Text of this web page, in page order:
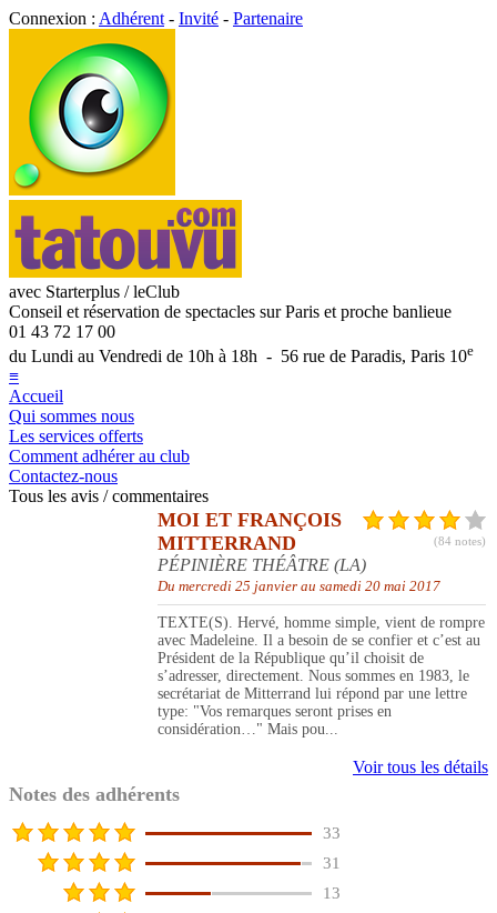
Connexion : Adhérent - Invité - Partenaire
avec Starterplus / leClub
Conseil et réservation de spectacles sur Paris et proche banlieue
01 43 72 17 00
du Lundi au Vendredi de 10h à 18h - 56 rue de Paradis, Paris 10e
≡
Accueil
Qui sommes nous
Les services offerts
Comment adhérer au club
Contactez-nous
Tous les avis / commentaires
(84 notes)
MOI ET FRANÇOIS
MITTERRAND
PÉPINIÈRE THÉÂTRE (LA)
Du mercredi 25 janvier au samedi 20 mai 2017
TEXTE(S). Hervé, homme simple, vient de rompre
avec Madeleine. Il a besoin de se confier et c’est au
Président de la République qu’il choisit de
s’adresser, directement. Nous sommes en 1983, le
secrétariat de Mitterrand lui répond par une lettre
type: "Vos remarques seront prises en
considération…" Mais pou...
Voir tous les détails
Notes des adhérents
33
31
13